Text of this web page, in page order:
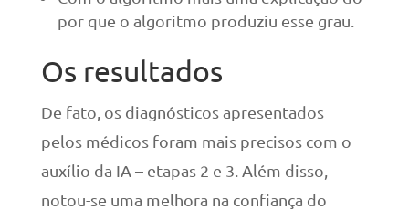
por que o algoritmo produziu esse grau.
Os resultados
De fato, os diagnósticos apresentados
pelos médicos foram mais precisos com o
auxílio da IA – etapas 2 e 3. Além disso,
notou-se uma melhora na confiança do